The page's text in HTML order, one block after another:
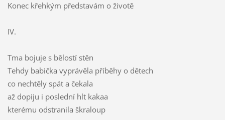
Konec křehkým představám o životě
IV.
Tma bojuje s bělostí stěn
Tehdy babička vyprávěla příběhy o dětech
co nechtěly spát a čekala
až dopiju i poslední hlt kakaa
kterému odstranila škraloup